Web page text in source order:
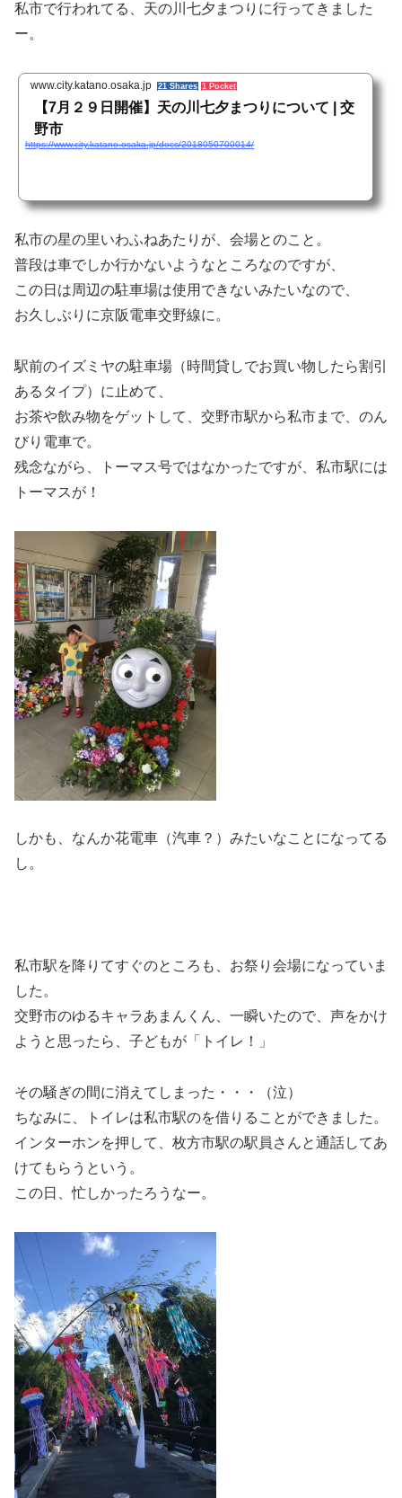
私市で行われてる、天の川七夕まつりに行ってきました
ー。
www.city.katano.osaka.jp 21 Shares 1 Pocket
【7月２９日開催】天の川七夕まつりについて | 交
野市
https://www.city.katano.osaka.jp/docs/2018050700014/
私市の星の里いわふねあたりが、会場とのこと。
普段は車でしか行かないようなところなのですが、
この日は周辺の駐車場は使用できないみたいなので、
お久しぶりに京阪電車交野線に。
駅前のイズミヤの駐車場（時間貸しでお買い物したら割引
あるタイプ）に止めて、
お茶や飲み物をゲットして、交野市駅から私市まで、のん
びり電車で。
残念ながら、トーマス号ではなかったですが、私市駅には
トーマスが！
しかも、なんか花電車（汽車？）みたいなことになってる
し。
私市駅を降りてすぐのところも、お祭り会場になっていま
した。
交野市のゆるキャラあまんくん、一瞬いたので、声をかけ
ようと思ったら、子どもが「トイレ！」
その騒ぎの間に消えてしまった・・・（泣）
ちなみに、トイレは私市駅のを借りることができました。
インターホンを押して、枚方市駅の駅員さんと通話してあ
けてもらうという。
この日、忙しかったろうなー。